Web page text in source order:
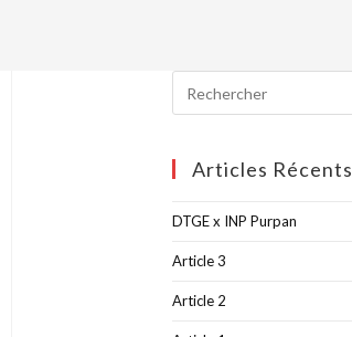
Articles Récents
DTGE x INP Purpan
Article 3
Article 2